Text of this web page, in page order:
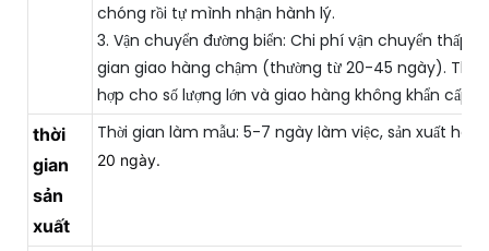
chóng rồi tự mình nhận hành lý.
3. Vận chuyển đường biển: Chi phí vận chuyển thấp
gian giao hàng chậm (thường từ 20-45 ngày).
hợp cho số lượng lớn và giao hàng không khẩn cấp.
thời
gian
sản
xuất
Thời gian làm mẫu: 5-7 ngày làm việc, sản xuất
20 ngày.